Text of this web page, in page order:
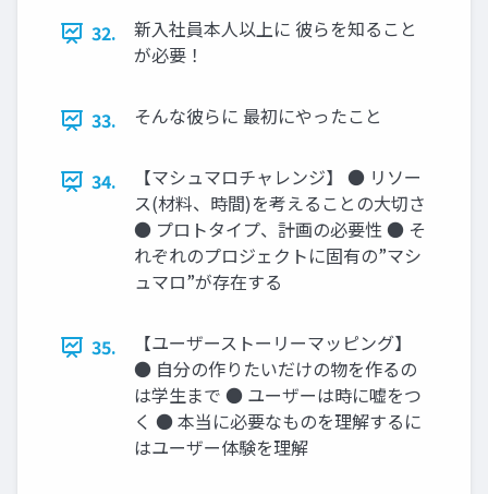
32.
新入社員本人以上に 彼らを知ること
が必要！
33. そんな彼らに 最初にやったこと
34.
【マシュマロチャレンジ】 ● リソー
ス(材料、時間)を考えることの大切さ
● プロトタイプ、計画の必要性 ● そ
れぞれのプロジェクトに固有の”マシ
ュマロ”が存在する
35.
【ユーザーストーリーマッピング】
● 自分の作りたいだけの物を作るの
は学生まで ● ユーザーは時に嘘をつ
く ● 本当に必要なものを理解するに
はユーザー体験を理解